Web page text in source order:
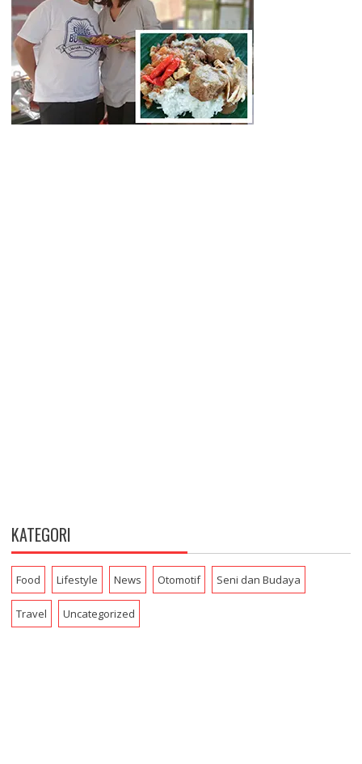
KATEGORI
Food Lifestyle News Otomotif Seni dan Budaya
Travel Uncategorized